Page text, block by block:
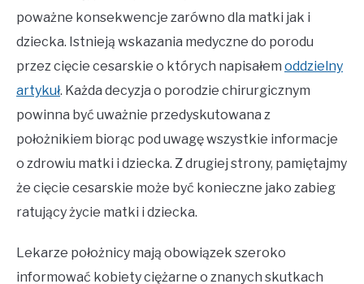
poważne konsekwencje zarówno dla matki jak i
dziecka. Istnieją wskazania medyczne do porodu
przez cięcie cesarskie o których napisałem oddzielny
artykuł. Każda decyzja o porodzie chirurgicznym
powinna być uważnie przedyskutowana z
położnikiem biorąc pod uwagę wszystkie informacje
o zdrowiu matki i dziecka. Z drugiej strony, pamiętajmy
że cięcie cesarskie może być konieczne jako zabieg
ratujący życie matki i dziecka.
Lekarze położnicy mają obowiązek szeroko
informować kobiety ciężarne o znanych skutkach